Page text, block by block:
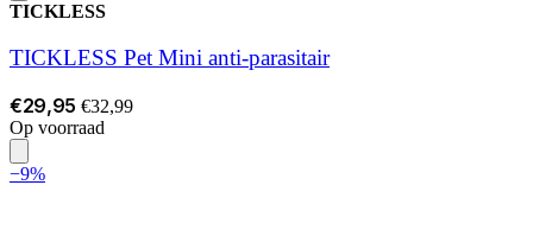
TICKLESS
TICKLESS Pet Mini anti-parasitair
€29,95 €32,99
Op voorraad
−9%